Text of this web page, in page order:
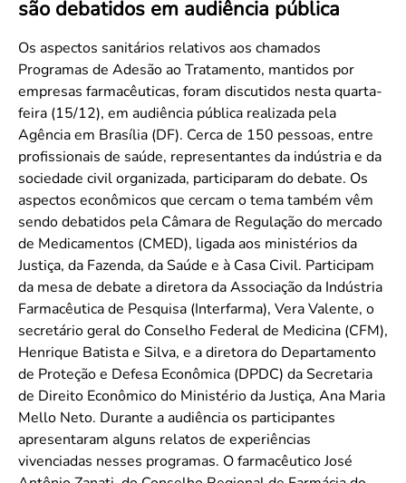
Convenção Coletiva 2025/2026 – Piso salarial Farmácias e Drogaria
Calendário Eleitoral
Candidatos
Votação
Dúvidas Frequentes
Eleições Anteriores
são debatidos em audiência pública
Os aspectos sanitários relativos aos chamados
Programas de Adesão ao Tratamento, mantidos por
empresas farmacêuticas, foram discutidos nesta quarta-
feira (15/12), em audiência pública realizada pela
Agência em Brasília (DF). Cerca de 150 pessoas, entre
profissionais de saúde, representantes da indústria e da
sociedade civil organizada, participaram do debate. Os
aspectos econômicos que cercam o tema também vêm
sendo debatidos pela Câmara de Regulação do mercado
de Medicamentos (CMED), ligada aos ministérios da
Justiça, da Fazenda, da Saúde e à Casa Civil. Participam
da mesa de debate a diretora da Associação da Indústria
Farmacêutica de Pesquisa (Interfarma), Vera Valente, o
secretário geral do Conselho Federal de Medicina (CFM),
Henrique Batista e Silva, e a diretora do Departamento
de Proteção e Defesa Econômica (DPDC) da Secretaria
de Direito Econômico do Ministério da Justiça, Ana Maria
Mello Neto. Durante a audiência os participantes
apresentaram alguns relatos de experiências
vivenciadas nesses programas. O farmacêutico José